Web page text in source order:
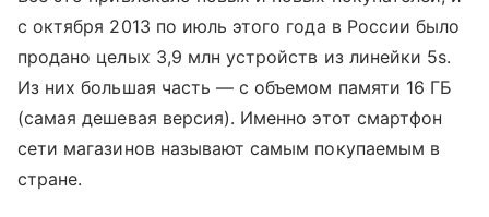
с октября 2013 по июль этого года в России было
продано целых 3,9 млн устройств из линейки 5s.
Из них большая часть — с объемом памяти 16 ГБ
(самая дешевая версия). Именно этот смартфон
сети магазинов называют самым покупаемым в
стране.